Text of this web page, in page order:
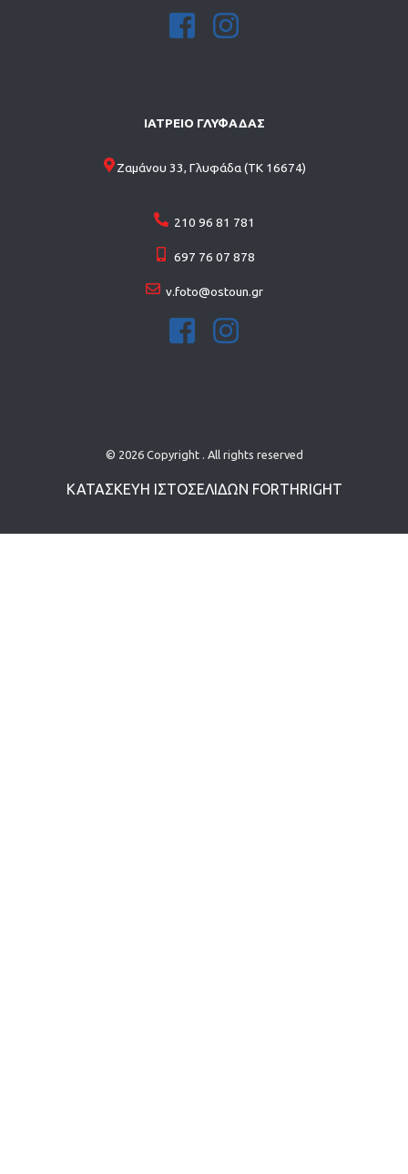
ΙΑΤΡΕΙΟ ΓΛΥΦΑΔΑΣ
Ζαμάνου 33, Γλυφάδα (ΤΚ 16674)
210 96 81 781
697 76 07 878
v.foto@ostoun.gr
© 2026 Copyright . All rights reserved
ΚΑΤΑΣΚΕΥΗ ΙΣΤΟΣΕΛΙΔΩN FORTHRIGHT